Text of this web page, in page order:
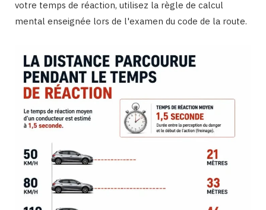
votre temps de réaction, utilisez la règle de calcul
mental enseignée lors de l'examen du code de la route.